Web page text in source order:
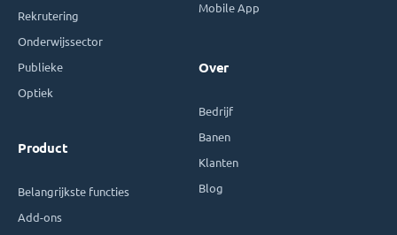
Rekrutering
Onderwijssector
Publieke
Optiek
Product
Belangrijkste functies
Add-ons
Mobile App
Over
Bedrijf
Banen
Klanten
Blog